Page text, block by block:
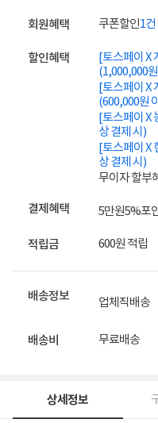
회원혜택 쿠폰할인1건
할인혜택
[토스페이 X
(1,000,000
[토스페이 X
(600,000원
[토스페이 X
상 결제 시)
[토스페이 X
상 결제 시)
무이자 할부
결제혜택 5만원5%포
적립금 600원 적립
배송정보 업체직배송
배송비 무료배송
상세정보